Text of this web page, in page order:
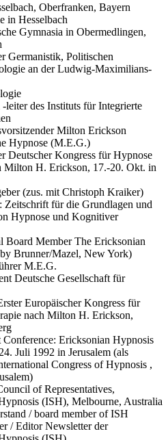
Oberfranken, Bayern
in Hesselbach
Gymnasia in Obermedlingen,
Germanistik, Politischen
an der Ludwig-Maximilians-
leiter des Instituts für Integrierte
Milton Erickson
Hypnose (M.E.G.)
Deutscher Kongress für Hypnose
Milton H. Erickson, 17.-20. Okt. in
(zus. mit Christoph Kraiker)
für die Grundlagen und
Hypnose und Kognitiver
Board Member The Ericksonian
Brunner/Mazel, New York)
M.E.G.
Deutsche Gesellschaft für
Europäischer Kongress für
nach Milton H. Erickson,
Ericksonian Hypnosis
Juli 1992 in Jerusalem (als
Congress of Hypnosis ,
of Representatives,
(ISH), Melbourne, Australia
/ board member of ISH
/ Editor Newsletter der